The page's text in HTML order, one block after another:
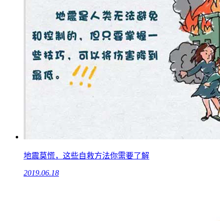
地震莫慌，这些自救方法你需要了解
2019.06.18